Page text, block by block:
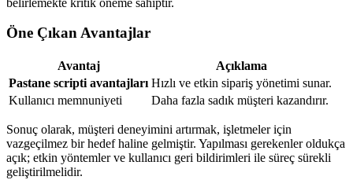
Öne Çıkan Avantajlar
Avantaj
Açıklama
Pastane scripti avantajları Hızlı ve etkin sipariş yönetimi sunar.
Kullanıcı memnuniyeti
Daha fazla sadık müşteri kazandırır.
Sonuç olarak, müşteri deneyimini artırmak, işletmeler için
vazgeçilmez bir hedef haline gelmiştir. Yapılması gerekenler oldukça
açık; etkin yöntemler ve kullanıcı geri bildirimleri ile süreç sürekli
geliştirilmelidir.